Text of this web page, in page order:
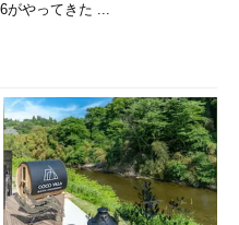
がやってきた ...